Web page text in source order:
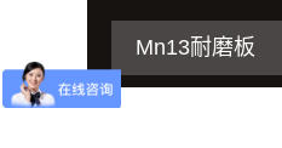
Mn13耐磨板